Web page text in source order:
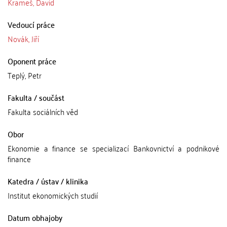
Vedoucí práce
Novák, Jiří
Oponent práce
Teplý, Petr
Fakulta / součást
Fakulta sociálních věd
Obor
Ekonomie a finance se specializací Bankovnictví a podnikové
finance
Katedra / ústav / klinika
Institut ekonomických studií
Datum obhajoby